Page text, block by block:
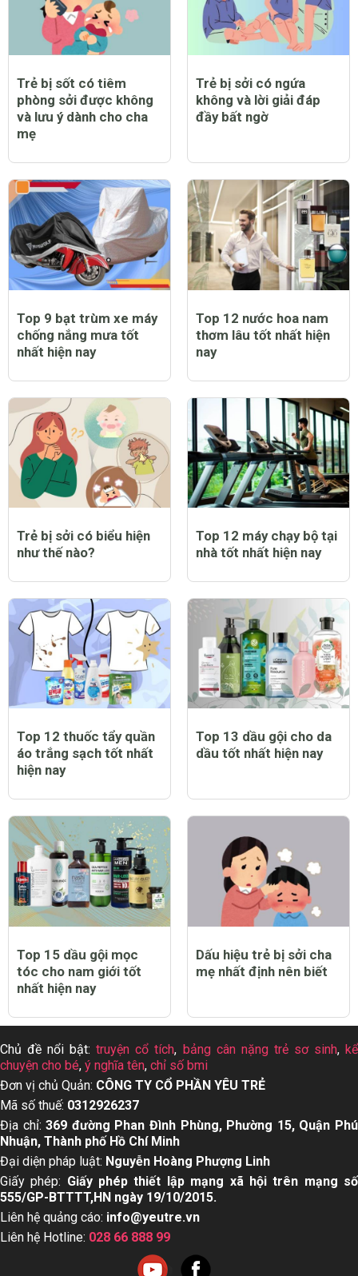
Trẻ bị sốt có tiêm
phòng sởi được không
và lưu ý dành cho cha
mẹ
Trẻ bị sởi có ngứa
không và lời giải đáp
đầy bất ngờ
Top 9 bạt trùm xe máy
chống nắng mưa tốt
nhất hiện nay
Top 12 nước hoa nam
thơm lâu tốt nhất hiện
nay
Trẻ bị sởi có biểu hiện
như thế nào?
Top 12 máy chạy bộ tại
nhà tốt nhất hiện nay
Top 12 thuốc tẩy quần
áo trắng sạch tốt nhất
hiện nay
Top 13 dầu gội cho da
dầu tốt nhất hiện nay
Top 15 dầu gội mọc
tóc cho nam giới tốt
nhất hiện nay
Dấu hiệu trẻ bị sởi cha
mẹ nhất định nên biết
Chủ đề nổi bật:truyện cổ tích, bảng cân nặng trẻ sơ sinh,kể
chuyện cho bé, ý nghĩa tên, chỉ số bmi
Đơn vị chủ Quản: CÔNG TY CỔ PHẦN YÊU TRẺ
Mã số thuế: 0312926237
Địa chỉ:369 đường Phan Đình Phùng, Phường 15, Quận Phú
Nhuận, Thành phố Hồ Chí Minh
Đại diện pháp luật: Nguyễn Hoàng Phượng Linh
Giấy phép: Giấy phép thiết lập mạng xã hội trên mạng số
555/GP-BTTTT,HN ngày 19/10/2015.
Liên hệ quảng cáo: info@yeutre.vn
Liên hệ Hotline: 028 66 888 99